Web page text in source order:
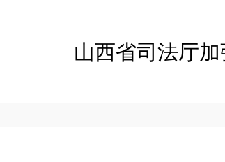
山西省司法厅